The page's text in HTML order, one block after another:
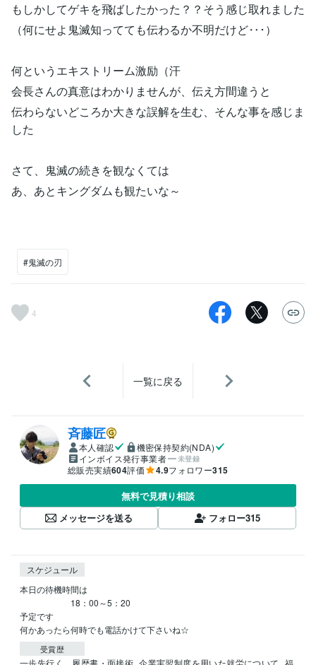
もしかしてゲキを飛ばしたかった？？そう感じ取れました
（何にせよ鬼滅知ってても伝わるか不明だけど‥･）
何というエキストリーム激励（汗
会長さんの真意はわかりませんが、伝え方間違うと
伝わらないどころか大きな誤解を生む、そんな事を感じま
した
さて、鬼滅の続きを観なくては
あ、あとキングダムも観たいな～
#鬼滅の刃
4
一覧に戻る
斉藤匠
本人確認
機密保持契約(NDA)
インボイス発行事業者
未登録
総販売実績604評価 4.9フォロワー315
無料で見積り相談
メッセージを送る
フォロー315
スケジュール
本日の待機時間は
18：00～5：20
予定です
何かあったら何時でも電話かけて下さいね☆
受賞歴